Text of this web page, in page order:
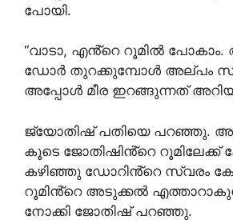
പോയി.
“വാടാ, എൻ്റെ റൂമിൽ
ഡോർ തുറക്കുമ്പോൾ അല്പം
അപ്പോൾ മീര ഇറങ്ങുന്നത്
ജ്യോതിഷ് പതിയെ പറഞ്ഞു.
കൂടെ ജോതിഷിൻ്റെ റൂമിലേക്ക്
കഴിഞ്ഞു ഡോറിൻ്റെ സ്വരം
റൂമിൻ്റെ അടുക്കൽ
നോക്കി ജോതിഷ് പറഞ്ഞു.